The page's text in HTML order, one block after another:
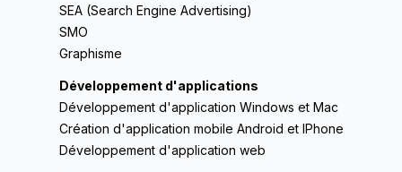
SEA (Search Engine Advertising)
SMO
Graphisme
Développement d'applications
Développement d'application Windows et Mac
Création d'application mobile Android et IPhone
Développement d'application web